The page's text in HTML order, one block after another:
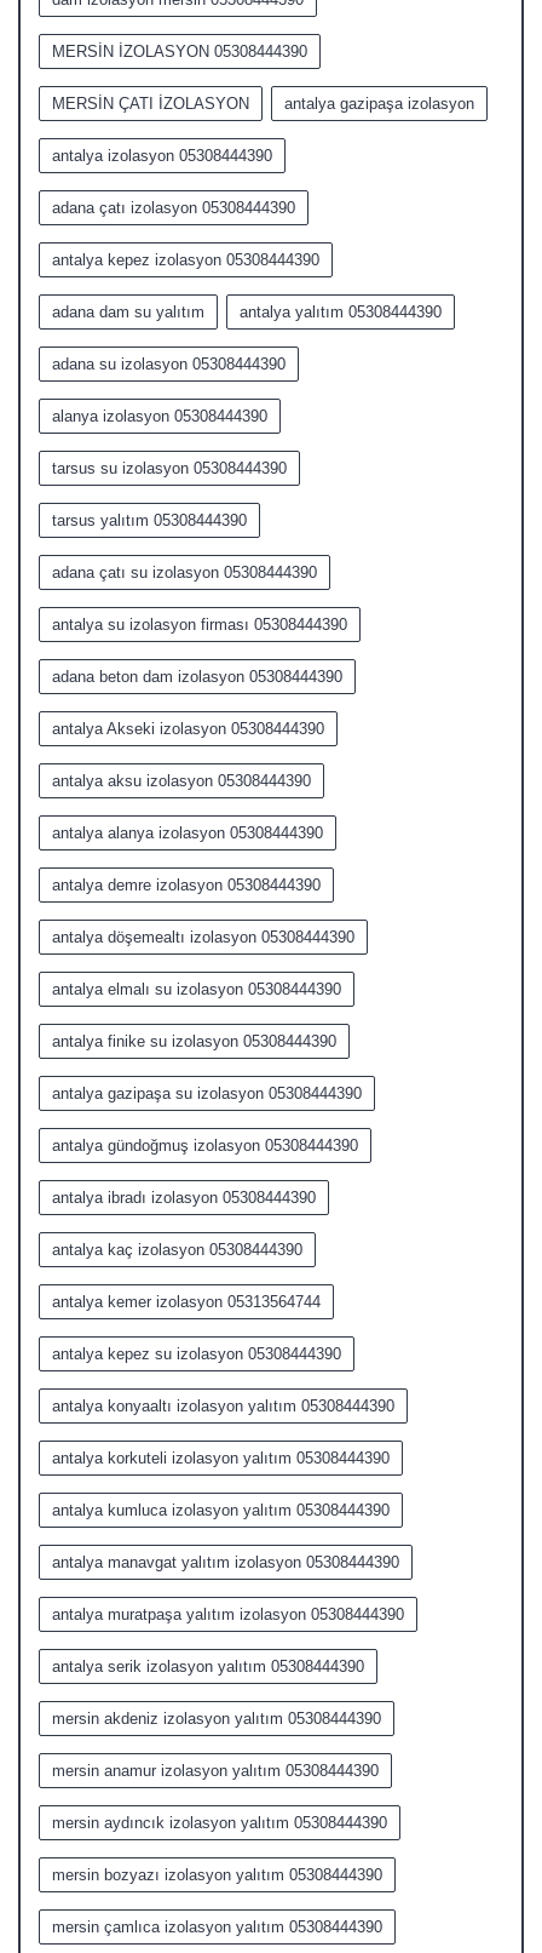
MERSİN İZOLASYON 05308444390
MERSİN ÇATI İZOLASYON antalya gazipaşa izolasyon
antalya izolasyon 05308444390
adana çatı izolasyon 05308444390
antalya kepez izolasyon 05308444390
adana dam su yalıtım antalya yalıtım 05308444390
adana su izolasyon 05308444390
alanya izolasyon 05308444390
tarsus su izolasyon 05308444390
tarsus yalıtım 05308444390
adana çatı su izolasyon 05308444390
antalya su izolasyon firması 05308444390
adana beton dam izolasyon 05308444390
antalya Akseki izolasyon 05308444390
antalya aksu izolasyon 05308444390
antalya alanya izolasyon 05308444390
antalya demre izolasyon 05308444390
antalya döşemealtı izolasyon 05308444390
antalya elmalı su izolasyon 05308444390
antalya finike su izolasyon 05308444390
antalya gazipaşa su izolasyon 05308444390
antalya gündoğmuş izolasyon 05308444390
antalya ibradı izolasyon 05308444390
antalya kaç izolasyon 05308444390
antalya kemer izolasyon 05313564744
antalya kepez su izolasyon 05308444390
antalya konyaaltı izolasyon yalıtım 05308444390
antalya korkuteli izolasyon yalıtım 05308444390
antalya kumluca izolasyon yalıtım 05308444390
antalya manavgat yalıtım izolasyon 05308444390
antalya muratpaşa yalıtım izolasyon 05308444390
antalya serik izolasyon yalıtım 05308444390
mersin akdeniz izolasyon yalıtım 05308444390
mersin anamur izolasyon yalıtım 05308444390
mersin aydıncık izolasyon yalıtım 05308444390
mersin bozyazı izolasyon yalıtım 05308444390
mersin çamlıca izolasyon yalıtım 05308444390